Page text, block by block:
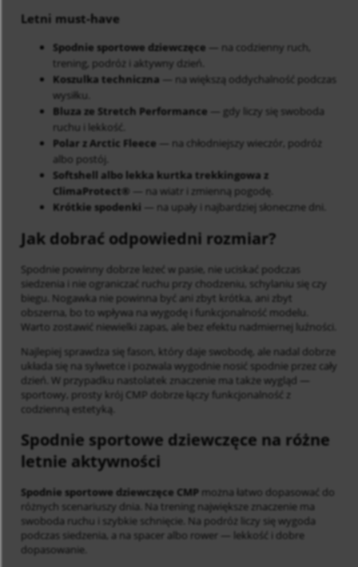
Letni must-have
Spodnie sportowe dziewczęce — na codzienny ruch,
trening, podróż i aktywny dzień.
Koszulka techniczna — na większą oddychalność podczas
wysiłku.
Bluza ze Stretch Performance — gdy liczy się swoboda
ruchu i lekkość.
Polar z Arctic Fleece — na chłodniejszy wieczór, podróż
albo postój.
Softshell albo lekka kurtka trekkingowa z
ClimaProtect®
— na wiatr i zmienną pogodę.
Krótkie spodenki — na upały i najbardziej słoneczne dni.
Jak dobrać odpowiedni rozmiar?
Spodnie powinny dobrze leżeć w pasie, nie uciskać podczas
siedzenia i nie ograniczać ruchu przy chodzeniu, schylaniu się czy
biegu. Nogawka nie powinna być ani zbyt krótka, ani zbyt
obszerna, bo to wpływa na wygodę i funkcjonalność modelu.
Warto zostawić niewielki zapas, ale bez efektu nadmiernej luźności.
Najlepiej sprawdza się fason, który daje swobodę, ale nadal dobrze
układa się na sylwetce i pozwala wygodnie nosić spodnie przez cały
dzień. W przypadku nastolatek znaczenie ma także wygląd —
sportowy, prosty krój CMP dobrze łączy funkcjonalność z
codzienną estetyką.
Spodnie sportowe dziewczęce na różne
letnie aktywności
Spodnie sportowe dziewczęce CMP można łatwo dopasować do
różnych scenariuszy dnia. Na trening największe znaczenie ma
swoboda ruchu i szybkie schnięcie. Na podróż liczy się wygoda
podczas siedzenia, a na spacer albo rower — lekkość i dobre
dopasowanie.